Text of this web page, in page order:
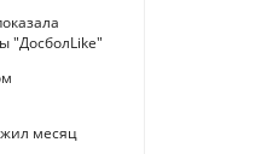
"ДосболLike"
месяц